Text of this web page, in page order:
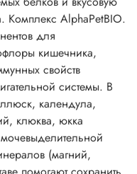
Комплекс AlphaPetBIO.
для
кишечника,
свойств
системы. В
календула,
клюква, юкка
(магний,